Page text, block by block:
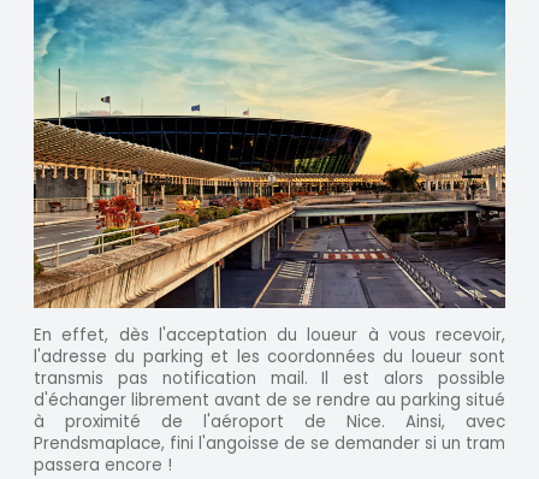
En effet, dès l'acceptation du loueur à vous recevoir,
l'adresse du parking et les coordonnées du loueur sont
transmis pas notification mail. Il est alors possible
d'échanger librement avant de se rendre au parking situé
à proximité de l'aéroport de Nice. Ainsi, avec
Prendsmaplace, fini l'angoisse de se demander si un tram
passera encore !